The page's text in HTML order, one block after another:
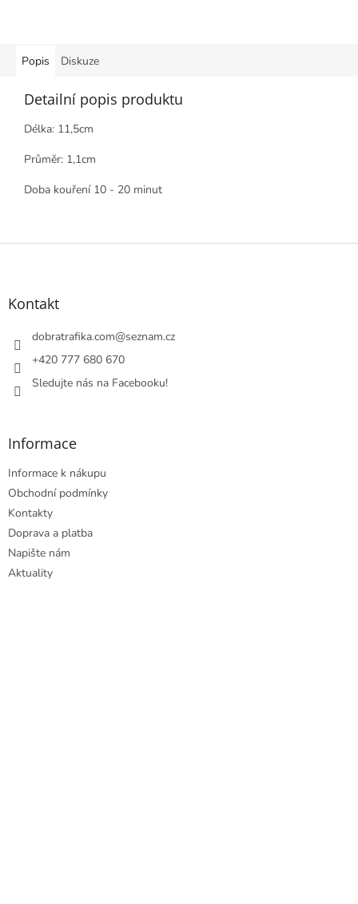
Popis Diskuze
Detailní popis produktu
Délka: 11,5cm
Průměr: 1,1cm
Doba kouření 10 - 20 minut
Z
Kontakt
dobratrafika.com@seznam.cz
+420 777 680 670
Sledujte nás na Facebooku!
Informace
Informace k nákupu
Obchodní podmínky
Kontakty
Doprava a platba
Napište nám
Aktuality